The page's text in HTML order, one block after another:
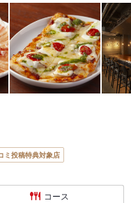
ミ投稿特典対象店
コース